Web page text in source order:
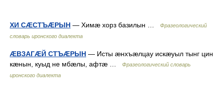
ХИ СÆСТЪÆРЫН — Химæ хорз базилын …
Фразеологический
словарь иронского диалекта
ÆВЗАГÆЙ СТЪÆРЫН — Исты æнхъæлцау искæуыл тынг цин
кæнын, куыд не мбæлы, афтæ …
Фразеологический словарь
иронского диалекта